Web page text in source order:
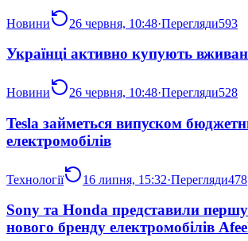
Новини 26 червня, 10:48·Перегляди593
Українці активно купують
Новини 26 червня, 10:48·Перегляди528
Tesla займеться випуском
електромобілів
Технології 16 липня, 15:32·Перегляди478
Sony та Honda представили
нового бренду електромобілів